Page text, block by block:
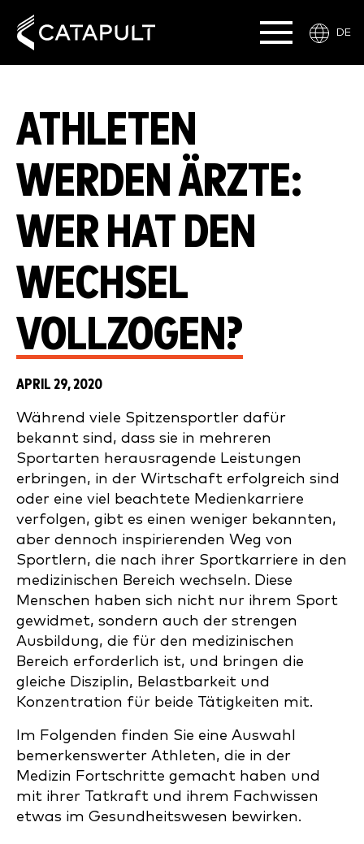
DE
ATHLETEN
WERDEN ÄRZTE:
WER HAT DEN
WECHSEL
VOLLZOGEN?
APRIL 29, 2020
Während viele Spitzensportler dafür
bekannt sind, dass sie in mehreren
Sportarten herausragende Leistungen
erbringen, in der Wirtschaft erfolgreich sind
oder eine viel beachtete Medienkarriere
verfolgen, gibt es einen weniger bekannten,
aber dennoch inspirierenden Weg von
Sportlern, die nach ihrer Sportkarriere in den
medizinischen Bereich wechseln. Diese
Menschen haben sich nicht nur ihrem Sport
gewidmet, sondern auch der strengen
Ausbildung, die für den medizinischen
Bereich erforderlich ist, und bringen die
gleiche Disziplin, Belastbarkeit und
Konzentration für beide Tätigkeiten mit.
Im Folgenden finden Sie eine Auswahl
bemerkenswerter Athleten, die in der
Medizin Fortschritte gemacht haben und
mit ihrer Tatkraft und ihrem Fachwissen
etwas im Gesundheitswesen bewirken.